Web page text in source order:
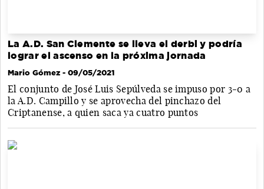
La A.D. San Clemente se lleva el derbi y podría
lograr el ascenso en la próxima jornada
Mario Gómez - 09/05/2021
El conjunto de José Luis Sepúlveda se impuso por 3-0 a
la A.D. Campillo y se aprovecha del pinchazo del
Criptanense, a quien saca ya cuatro puntos